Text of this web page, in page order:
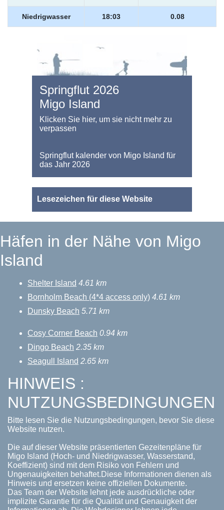
Niedrigwasser 18:03 0.08
Springflut 2026
Migo Island
Klicken Sie hier, um sie nicht mehr zu
verpassen
Springflut kalender von Migo Island für
das Jahr 2026
Lesezeichen für diese Website
Häfen in der Nähe von Migo
Island
Shelter Island 4.61 km
Bornholm Beach (4*4 access only) 4.61 km
Dunsky Beach 5.71 km
Cosy Corner Beach 0.94 km
Dingo Beach 2.35 km
Seagull Island 2.65 km
HINWEIS :
NUTZUNGSBEDINGUNGEN
Bitte lesen Sie die Nutzungsbedingungen, bevor Sie diese
Website nutzen.
Die auf dieser Website präsentierten Gezeitenpläne für
Migo Island (Hoch- und Niedrigwasser, Wasserstand,
Koeffizient) sind mit dem Risiko von Fehlern und
Ungenauigkeiten behaftet.Diese Informationen dienen als
Hinweis und ersetzen keine offiziellen Dokumente.
Das Team der Website lehnt jede ausdrückliche oder
implizite Garantie für die Qualität und Genauigkeit der